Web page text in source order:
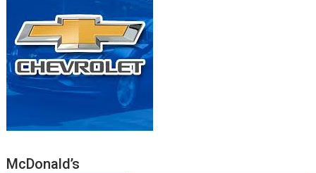
McDonald’s